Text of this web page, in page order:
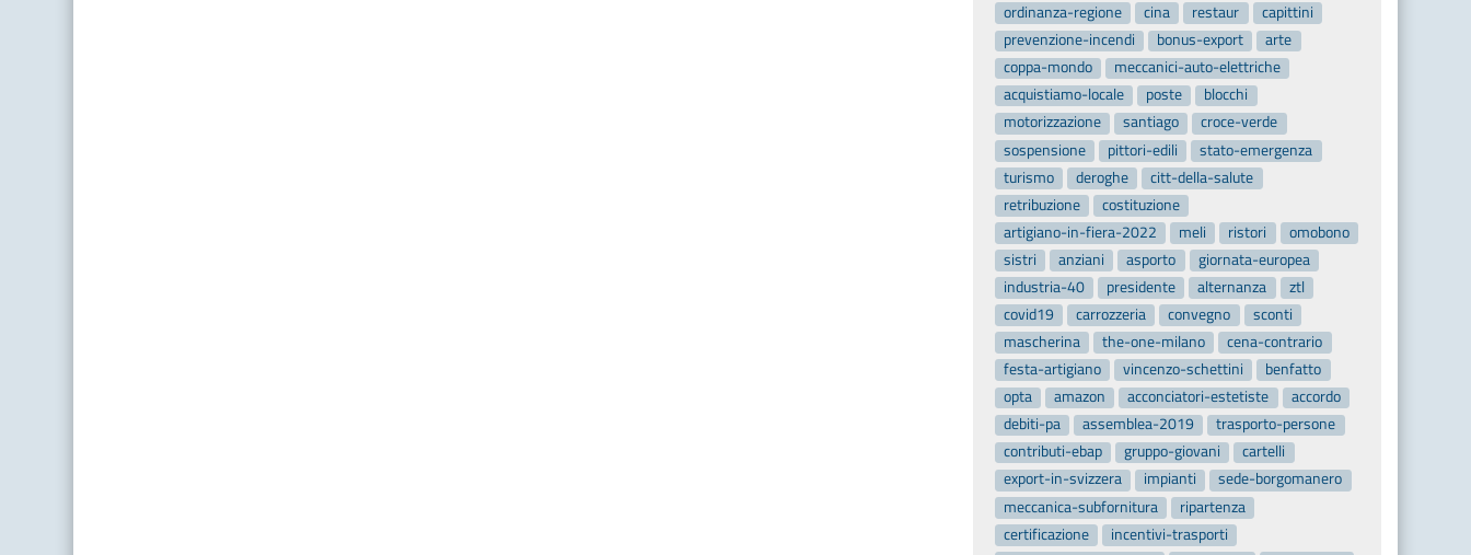
ordinanza-regione
cina restaur
capittini
prevenzione-incendi
bonus-export
arte
coppa-mondo
meccanici-auto-elettriche
acquistiamo-locale
poste
blocchi
motorizzazione
santiago
croce-verde
sospensione
pittori-edili
stato-emergenza
turismo
deroghe
citt-della-salute
retribuzione
costituzione
artigiano-in-fiera-2022
meli ristori
omobono
sistri
anziani asporto
giornata-europea
industria-40
presidente alternanza
ztl
covid19
carrozzeria convegno
sconti
mascherina
the-one-milano
cena-contrario
festa-artigiano
vincenzo-schettini
benfatto
opta
amazon acconciatori-estetiste
accordo
debiti-pa
assemblea-2019
trasporto-persone
contributi-ebap
gruppo-giovani
cartelli
export-in-svizzera
impianti
sede-borgomanero
meccanica-subfornitura
ripartenza
certificazione
incentivi-trasporti